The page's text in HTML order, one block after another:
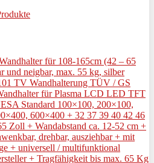
für 108-165cm (42 – 65
und neigbar, max. 55 kg, silber
TV Wandhalterung TÜV / GS
für Plasma LCD LED TFT
Standard 100×100, 200×100,
600×400 + 32 37 39 40 42 46
Zoll + Wandabstand ca. 12-52 cm +
drehbar, ausziehbar + mit
+ universell / multifunktional
+ Tragfähigkeit bis max. 65 Kg